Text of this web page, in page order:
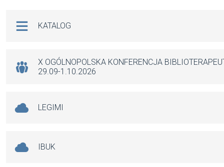
KATALOG
X OGÓLNOPOLSKA KONFERENCJA
29.09-1.10.2026
LEGIMI
IBUK